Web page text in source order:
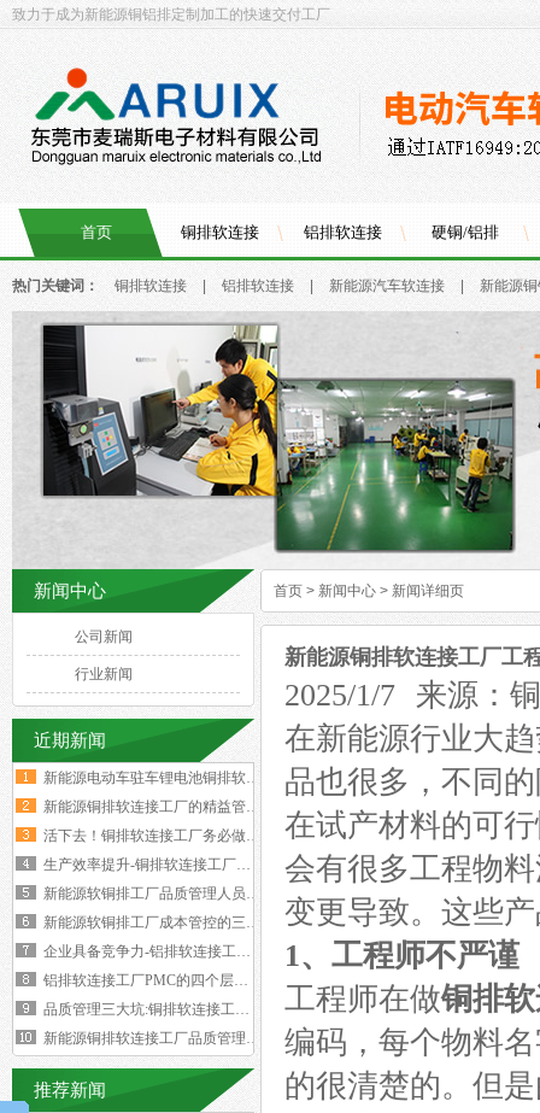
致力于成为新能源铜铝排定制加工的快速交付工厂
首页 铜排软连接 铝排软连接 硬铜/铝排
热门关键词： 铜排软连接 铝排软连接 新能源汽车软连接 新能源
首页 > 新闻中心 > 新闻详细页
新能源铜排软连接工厂工
2025/1/7 来源：
在新能源行业大
品也很多，不同
在试产材料的可
会有很多工程物
变更导致。这些
1、工程师不严谨
工程师在做铜排
编码，每个物料
的很清楚的。但
新闻中心
公司新闻
行业新闻
近期新闻
新能源电动车驻车锂电池铜排软连接技术要求与规范标准
新能源铜排软连接工厂的精益管理核心的四大减法
活下去！铜排软连接工厂务必做好两个大方向
生产效率提升-铜排软连接工厂必须掌握这四大核心数据
新能源软铜排工厂品质管理人员的困境与出路‌
新能源软铜排工厂成本管控的三个核心规律
企业具备竞争力-铝排软连接工厂厂长要有两大特质
铝排软连接工厂PMC的四个层级与经营利润的关系
品质管理三大坑:铜排软连接工厂破解质量困局的深层原因
新能源铜排软连接工厂品质管理人员必须坚守的六大观念
推荐新闻